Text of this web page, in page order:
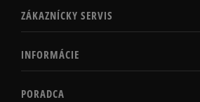
ZÁKAZNÍCKY SERVIS
INFORMÁCIE
PORADCA